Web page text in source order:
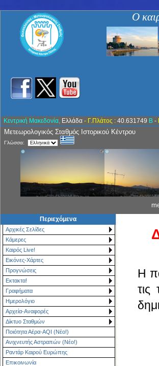
Ο
Κεντρική Μακεδονία, Ελλάδα - Γ.Πλάτος : 40.631749 Β -
Μετεωρολογικός Σταθμός Ιστορικού Κέντρου
Γλώσσα:
Περιεχόμενα
Αρχικές Σελίδες
Κάμερες
Καιρός Live!
Εικόνες-Χάρτες
Προγνώσεις
Εκτακτα!
Γραφήματα
Ημερολόγιο
Αρχεία-Αναφορές
Δίκτυο Σταθμών
Ποιότητα Αέρα-AQI (Νέο!)
Ανιχνευτής Αστραπών (Νέο!)
Ραντάρ Καιρού Ευρώπης
Επικοινωνία
Η
τις